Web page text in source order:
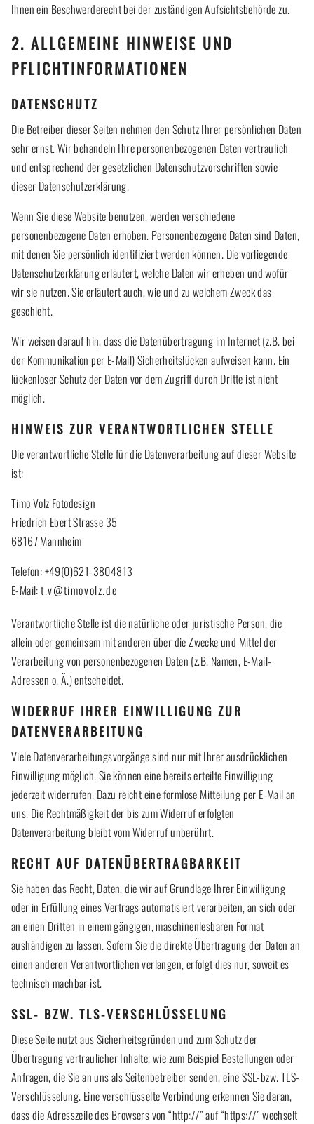
Ihnen ein Beschwerderecht bei der zuständigen Aufsichtsbehörde zu.
2. ALLGEMEINE HINWEISE UND
PFLICHTINFORMATIONEN
DATENSCHUTZ
Die Betreiber dieser Seiten nehmen den Schutz Ihrer persönlichen Daten
sehr ernst. Wir behandeln Ihre personenbezogenen Daten vertraulich
und entsprechend der gesetzlichen Datenschutzvorschriften sowie
dieser Datenschutzerklärung.
Wenn Sie diese Website benutzen, werden verschiedene
personenbezogene Daten erhoben. Personenbezogene Daten sind Daten,
mit denen Sie persönlich identifiziert werden können. Die vorliegende
Datenschutzerklärung erläutert, welche Daten wir erheben und wofür
wir sie nutzen. Sie erläutert auch, wie und zu welchem Zweck das
geschieht.
Wir weisen darauf hin, dass die Datenübertragung im Internet (z.B. bei
der Kommunikation per E-Mail) Sicherheitslücken aufweisen kann. Ein
lückenloser Schutz der Daten vor dem Zugriff durch Dritte ist nicht
möglich.
HINWEIS ZUR VERANTWORTLICHEN STELLE
Die verantwortliche Stelle für die Datenverarbeitung auf dieser Website
ist:
Timo Volz Fotodesign
Friedrich Ebert Strasse 35
68167 Mannheim
Telefon: +49(0)621-3804813
E-Mail:t.v@timovolz.de
Verantwortliche Stelle ist die natürliche oder juristische Person, die
allein oder gemeinsam mit anderen über die Zwecke und Mittel der
Verarbeitung von personenbezogenen Daten (z.B. Namen, E-Mail-
Adressen o. Ä.) entscheidet.
WIDERRUF IHRER EINWILLIGUNG ZUR
DATENVERARBEITUNG
Viele Datenverarbeitungsvorgänge sind nur mit Ihrer ausdrücklichen
Einwilligung möglich. Sie können eine bereits erteilte Einwilligung
jederzeit widerrufen. Dazu reicht eine formlose Mitteilung per E-Mail an
uns. Die Rechtmäßigkeit der bis zum Widerruf erfolgten
Datenverarbeitung bleibt vom Widerruf unberührt.
RECHT AUF DATENÜBERTRAGBARKEIT
Sie haben das Recht, Daten, die wir auf Grundlage Ihrer Einwilligung
oder in Erfüllung eines Vertrags automatisiert verarbeiten, an sich oder
an einen Dritten in einem gängigen, maschinenlesbaren Format
aushändigen zu lassen. Sofern Sie die direkte Übertragung der Daten an
einen anderen Verantwortlichen verlangen, erfolgt dies nur, soweit es
technisch machbar ist.
SSL- BZW. TLS-VERSCHLÜSSELUNG
Diese Seite nutzt aus Sicherheitsgründen und zum Schutz der
Übertragung vertraulicher Inhalte, wie zum Beispiel Bestellungen oder
Anfragen, die Sie an uns als Seitenbetreiber senden, eine SSL-bzw. TLS-
Verschlüsselung. Eine verschlüsselte Verbindung erkennen Sie daran,
dass die Adresszeile des Browsers von “http://” auf “https://” wechselt